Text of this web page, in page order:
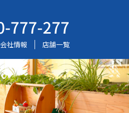
会社情報 店舗一覧